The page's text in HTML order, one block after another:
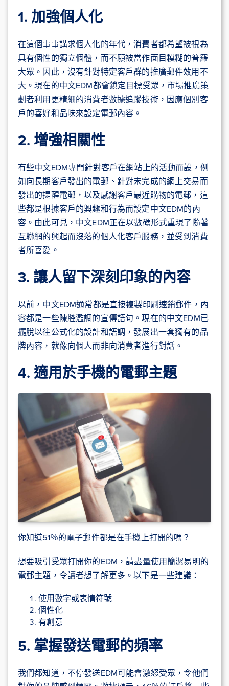
1. 加強個人化
在這個事事講求個人化的年代，消費者都希望被視為
具有個性的獨立個體，而不願被當作面目糢糊的普羅
大眾。因此，沒有針對特定客戶群的推廣郵件效用不
大。現在的中文EDM都會鎖定目標受眾，市場推廣策
劃者利用更精細的消費者數據追蹤技術，因應個別客
戶的喜好和品味來設定電郵內容。
2. 增強相關性
有些中文EDM專門針對客戶在網站上的活動而設，例
如向長期客戶發出的電郵、針對未完成的網上交易而
發出的提醒電郵，以及感謝客戶最近購物的電郵，這
些都是根據客戶的興趣和行為而設定中文EDM的內
容。由此可見，中文EDM正在以數碼形式重現了隨著
互聯網的興起而沒落的個人化客戶服務，並受到消費
者所喜愛。
3. 讓人留下深刻印象的內容
以前，中文EDM通常都是直接複製印刷速銷郵件，內
容都是一些陳腔濫調的宣傳語句。現在的中文EDM已
擺脫以往公式化的設計和語調，發展出一套獨有的品
牌內容，就像向個人而非向消費者進行對話。
4. 適用於手機的電郵主題
你知道51％的電子郵件都是在手機上打開的嗎？
想要吸引受眾打開你的EDM，請盡量使用簡潔易明的
電郵主題，令讀者想了解更多。以下是一些建議：
使用數字或表情符號
個性化
有創意
5. 掌握發送電郵的頻率
我們都知道，不停發送EDM可能會激怒受眾，令他們